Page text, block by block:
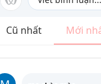
Cũ nhất Mới